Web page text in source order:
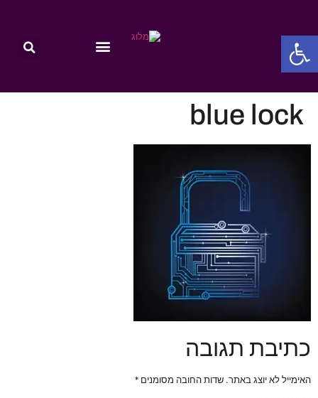
פתח סרגל נגישות
blue lock
כתיבת תגובה
האימייל לא יוצג באתר. שדות החובה מסומנים *